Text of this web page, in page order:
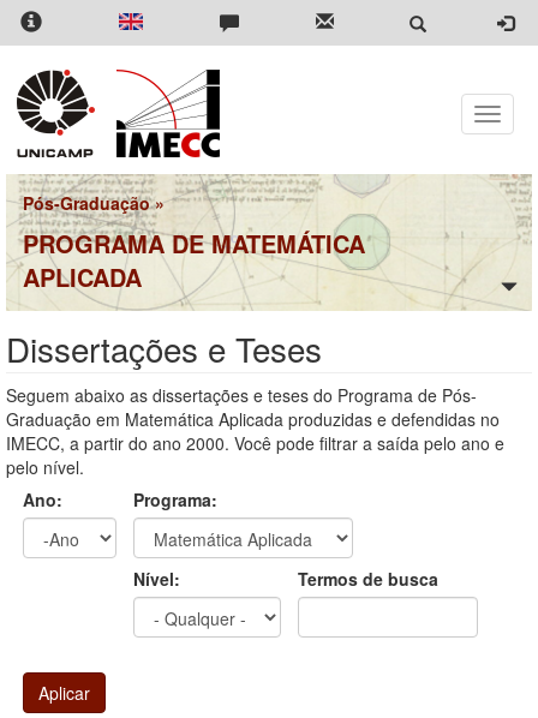
Pular
para
conteúdo
principal
Toggle
Pós-Graduação»
PROGRAMA DE MATEMÁTICA
APLICADA
Dissertações e Teses
Seguem abaixo as dissertações e teses do Programa de Pós-
Graduação em Matemática Aplicada produzidas e defendidas no
IMECC, a partir do ano 2000. Você pode filtrar a saída pelo ano e
pelo nível.
Ano:
Programa:
Nível: Termos de busca
Aplicar